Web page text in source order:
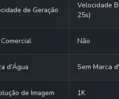
de Geração
Velocidade
25s)
Não
d'Água Sem Marca
de Imagem 1K